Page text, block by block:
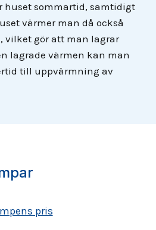
huset sommartid, samtidigt
värmer man då också
vilket gör att man lagrar
lagrade värmen kan man
till uppvärmning av
pris